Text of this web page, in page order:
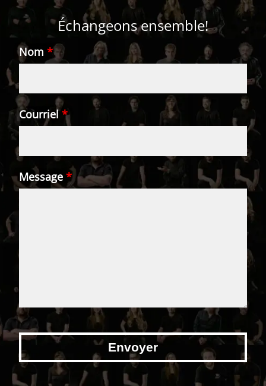
Échangeons ensemble!
Nom *
Courriel*
Message *